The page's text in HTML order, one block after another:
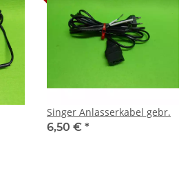
Singer Anlasserkabel gebr.
6,50 € *